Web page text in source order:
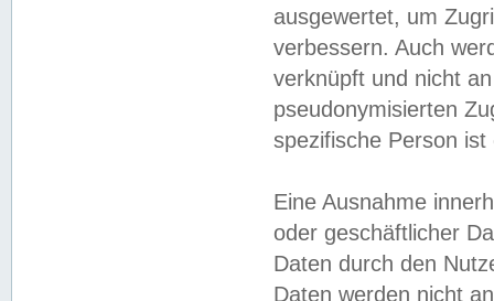
ausgewertet, um
verbessern. Auch
verknüpft und nicht
pseudonymisierten
spezifische Person
Eine Ausnahme
oder geschäftlicher
Daten durch den
Daten werden nicht